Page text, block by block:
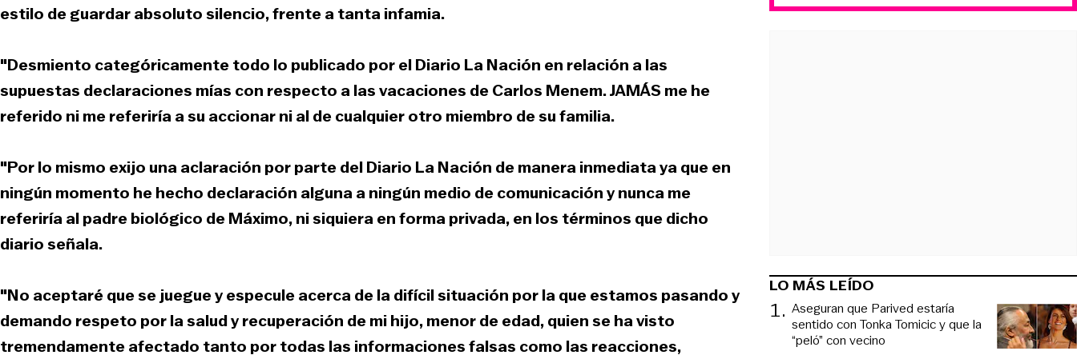
estilo de guardar absoluto silencio, frente a tanta infamia.
"Desmiento categóricamente todo lo publicado por el Diario La Nación en relación a las
supuestas declaraciones mías con respecto a las vacaciones de Carlos Menem. JAMÁS me he
referido ni me referiría a su accionar ni al de cualquier otro miembro de su familia.
"Por lo mismo exijo una aclaración por parte del Diario La Nación de manera inmediata ya que en
ningún momento he hecho declaración alguna a ningún medio de comunicación y nunca me
referiría al padre biológico de Máximo, ni siquiera en forma privada, en los términos que dicho
diario señala.
"No aceptaré que se juegue y especule acerca de la difícil situación por la que estamos pasando y
demando respeto por la salud y recuperación de mi hijo, menor de edad, quien se ha visto
tremendamente afectado tanto por todas las informaciones falsas como las reacciones,
LO MÁS LEÍDO
1. Aseguran que Parived estaría
sentido con Tonka Tomicic y que la
“peló” con vecino